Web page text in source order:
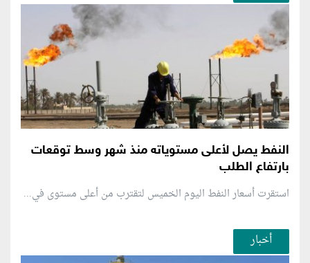
النفط يصل لأعلى مستوياته منذ شهر وسط توقعات
بارتفاع الطلب
استقرت أسعار النفط اليوم الخميس لتقترب من أعلى مستوى في...
أخبار